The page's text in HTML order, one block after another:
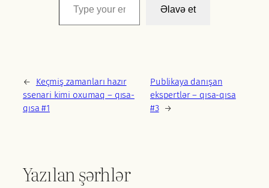
Əlavə et
←
Keçmiş zamanları hazır
ssenari kimi oxumaq – qısa-
qısa #1
Publikaya danışan
ekspertlər – qısa-qısa
#3 →
Yazılan şərhlər